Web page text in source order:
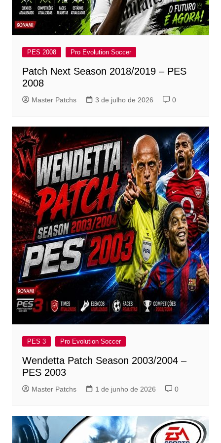
PES 2008 Pro Evolution Soccer
Patch Next Season 2018/2019 – PES
2008
Master Patchs 3 de julho de 2026 0
PES 3 Pro Evolution Soccer
Wendetta Patch Season 2003/2004 –
PES 2003
Master Patchs 1 de junho de 2026 0